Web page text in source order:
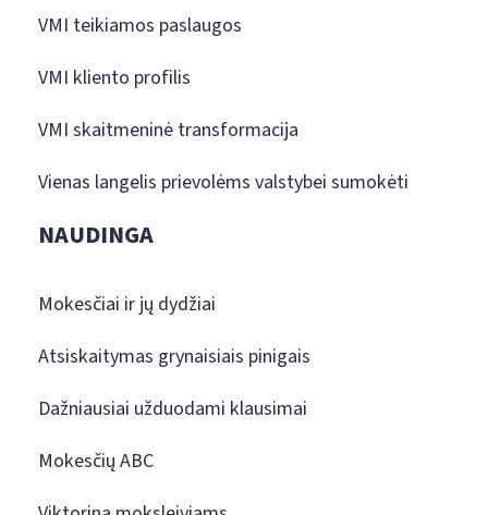
VMI teikiamos paslaugos
VMI kliento profilis
VMI skaitmeninė transformacija
Vienas langelis prievolėms valstybei sumokėti
NAUDINGA
Mokesčiai ir jų dydžiai
Atsiskaitymas grynaisiais pinigais
Dažniausiai užduodami klausimai
Mokesčių ABC